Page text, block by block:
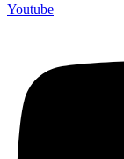
Youtube